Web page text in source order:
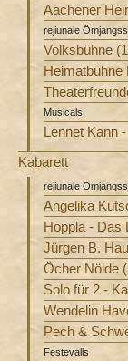
Aachener
rejiunale
Volksbühne
Heimatbühne
Musicals
Lennet Kann
Kabarett
rejiunale
Angelika
Hoppla - Das
Jürgen B.
Öcher Nölde
Solo für 2 -
Wendelin
Pech &
Festevalls